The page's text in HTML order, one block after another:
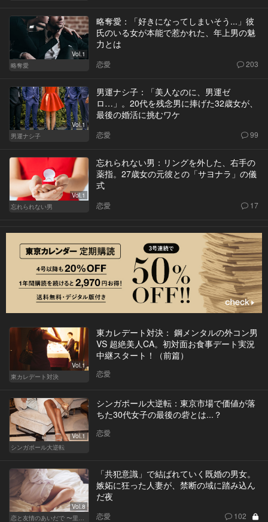
Vol.1
略奪愛
略奪愛：「好きになってしまいそう...」彼
氏のいる女が本能で惹かれた、年上男の魅
力とは
恋愛 203
Vol.1
男運ナシ子
男運ナシ子：「美人なのに、男運ゼ
ロ…」。20代を残念男に捧げた32歳女が、
最後の婚活に挑むワケ
恋愛 99
Vol.1
忘れられない男
忘れられない男：リングを外した、右手の
薬指。27歳女の元彼との「サヨナラ」の儀
式
恋愛 17
Vol.1
東カレデート対決
東カレデート対決： 鋼メンタルの外コン男
VS 超絶美人CA。初対面お食事デート実況
中継スタート！（前篇）
恋愛
Vol.1
シンガポール大逆転
シンガポール大逆転：東京市場で価値が落
ちた30代女子の最後の砦とは...？
恋愛
Vol.8
恋と友情のあいだで 〜里奈 Ver.〜
「共犯意識」で結ばれていく既婚の男女。
嫉妬に狂った人妻が、禁断の域に踏み込ん
だ夜
恋愛 102